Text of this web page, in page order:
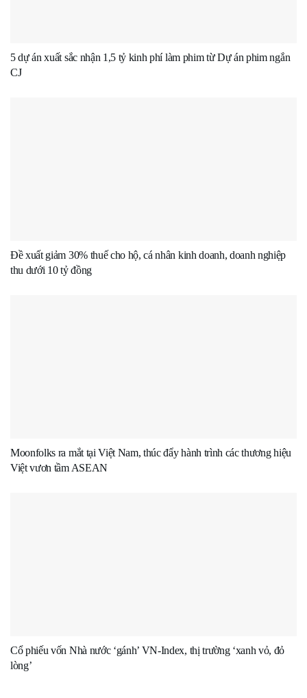
5 dự án xuất sắc nhận 1,5 tỷ kinh phí làm phim từ Dự án phim ngắn
CJ
Đề xuất giảm 30% thuế cho hộ, cá nhân kinh doanh, doanh nghiệp
thu dưới 10 tỷ đồng
Moonfolks ra mắt tại Việt Nam, thúc đẩy hành trình các thương hiệu
Việt vươn tầm ASEAN
Cổ phiếu vốn Nhà nước ‘gánh’ VN-Index, thị trường ‘xanh vỏ, đỏ
lòng’